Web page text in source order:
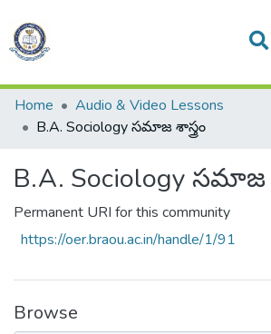
Communities &
Statistics
All of DSpace
Home
Audio & Video Lessons
B.A. Sociology సమాజ శాస్త్రం
B.A. Sociology సమాజ
Permanent URI for this community
https://oer.braou.ac.in/handle/1/91
Browse